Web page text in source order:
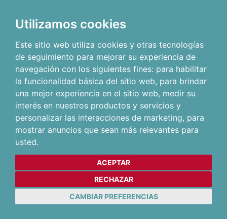
Utilizamos cookies
Este sitio web utiliza cookies y otras tecnologías
de seguimiento para mejorar su experiencia de
navegación con los siguientes fines: para habilitar
la funcionalidad básica del sitio web, para brindar
una mejor experiencia en el sitio web, medir su
interés en nuestros productos y servicios y
personalizar las interacciones de marketing, para
mostrar anuncios que sean más relevantes para
usted.
ACEPTAR
RECHAZAR
CAMBIAR PREFERENCIAS